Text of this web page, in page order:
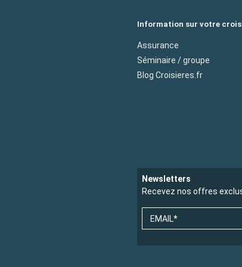
Information sur votre
Assurance
Séminaire / groupe
Blog Croisieres.fr
Newsletters
Recevez nos offres
EMAIL*